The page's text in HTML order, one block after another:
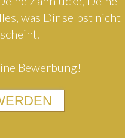
was Dir selbst nicht
Bewerbung!